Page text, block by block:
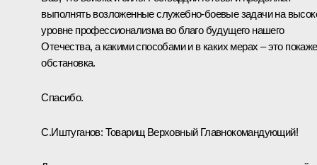
выполнять возложенные служебно-боевые задачи на
уровне профессионализма во благо будущего нашего
Отечества, а какими способами и в каких мерах – это
обстановка.
Спасибо.
С.Иштуганов: Товарищ Верховный Главнокомандующий!